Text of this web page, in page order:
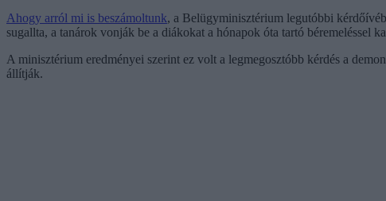
Ahogy arról mi is beszámoltunk, a Belügyminisztérium legutóbbi
sugallta, a tanárok vonják be a diákokat a hónapok óta tartó béremeléssel
A minisztérium eredményei szerint ez volt a legmegosztóbb kérdés a
állítják.